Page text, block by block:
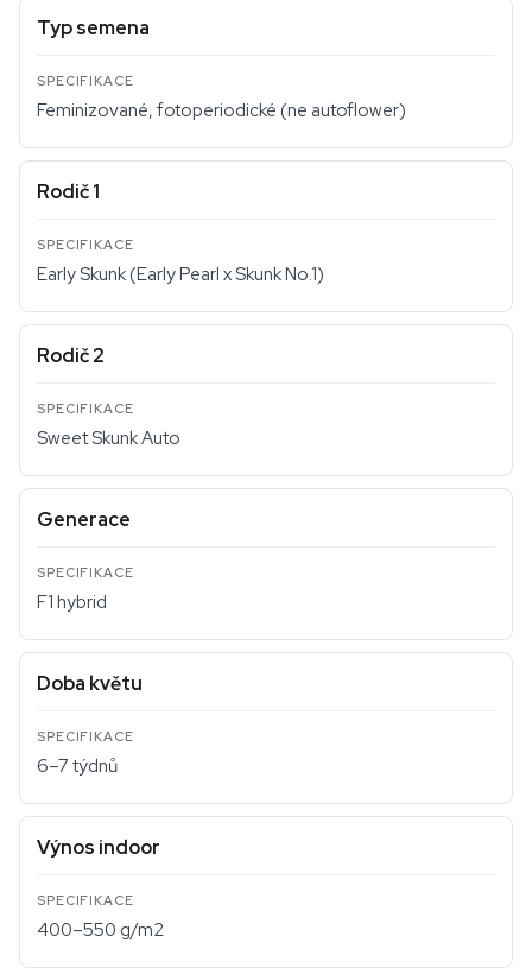
Typ semena
Feminizované, fotoperiodické (ne autoflower)
Rodič 1
Early Skunk (Early Pearl x Skunk No.1)
Rodič 2
Sweet Skunk Auto
Generace
F1 hybrid
Doba květu
6–7 týdnů
Výnos indoor
400–550 g/m2